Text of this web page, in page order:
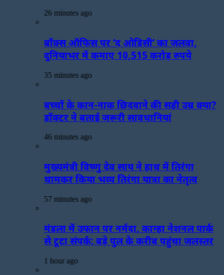
26 minutes ago
बॉक्स ऑफिस पर ‘द ओडिसी’ का जलवा,
दुनियाभर में कमाए 10,515 करोड़ रुपये
35 minutes ago
बच्चों के कान-नाक छिदवाने की सही उम्र क्या?
डॉक्टर ने बताई जरूरी सावधानियां
46 minutes ago
मुख्यमंत्री विष्णु देव साय ने हाथ में तिरंगा
थामकर किया भव्य तिरंगा यात्रा का नेतृत्व
57 minutes ago
मंडला में उफान पर नर्मदा, कान्हा नेशनल पार्क
से टूटा संपर्क; बड़े पुल के करीब पहुंचा जलस्तर
1 hour ago